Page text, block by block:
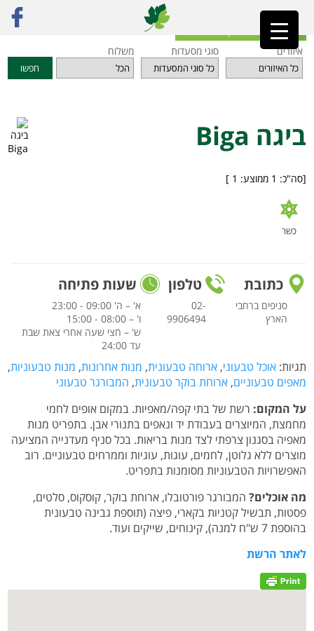
ראשי»מסעדות
חזרה לאינדקס המסעדות
איזורים
סוגי מסעדות משלוח
חפשו
ביגה Biga
[סה"כ: 1 ממוצע: 1
]
כשר
כתובת
סניפים ברחבי
הארץ
טלפון
02-
9906494
שעות פתיחה
א' – ה' 09:00 - 23:00
ו' – 08:00 - 15:00
ש' – חצי שעה אחרי צאת שבת
עד 24:00
תגיות: אוכל טבעוני, ארוחה טבעונית, מנות אחרונות, מנות טבעוניות,
מאפים טבעוניים, ארוחת בוקר טבעונית, המבורגר טבעוני
על המקום: רשת של בתי קפה/מאפיות. במקום אופים לחמי
מחמצת, המיוצרים בעבודת יד ונאפים בתנורי אבן. בתפריט מנות
מאפיה בסגנון צרפתי לצד מנות בריאות. בכל סניף מעדנייה המציעה
מוצרים ללא גלוטן, לחמים, עוגות, עוגיות וממרחים טבעוניים. רוב
האפשרויות הטבעוניות מסומנות בתפריט.
מה אוכלים? המבורגר פורטובלו, ארוחת בוקר, קוסקוס, סלטים,
פסטות, תבשיל קטניות בקארי, פיצה (תוספת גבינה טבעונית
בהוספת 7 ש"ח למנה), קינוחים, שייקים ועוד.
לאתר הרשת